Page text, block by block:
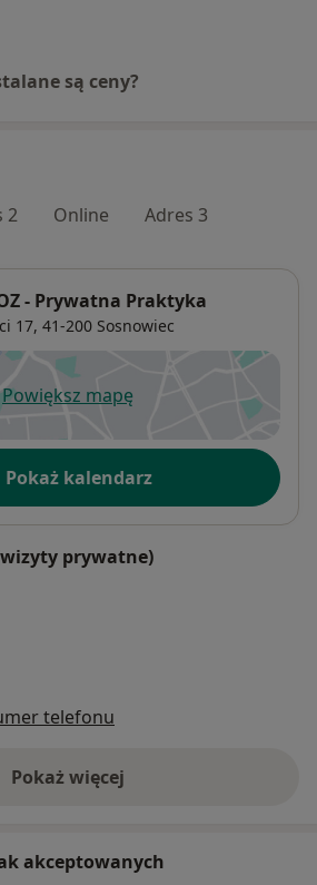
są ceny?
2 Online Adres 3
- Prywatna Praktyka
17, 41-200 Sosnowiec
Powiększ mapęotwiera się w nowej karcie
Pokaż kalendarz
prywatne)
telefonu
Pokaż więcej
o adresie
akceptowanych